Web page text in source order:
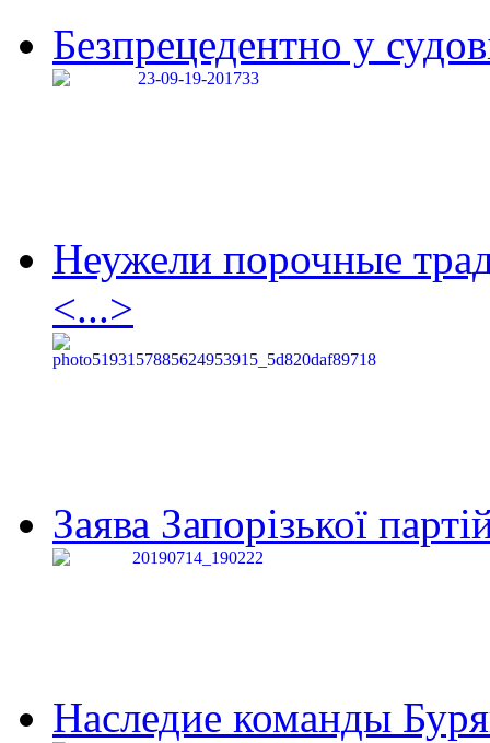
Безпрецедентно у
Неужели порочные
<...>
Заява Запорізької
Наследие команды